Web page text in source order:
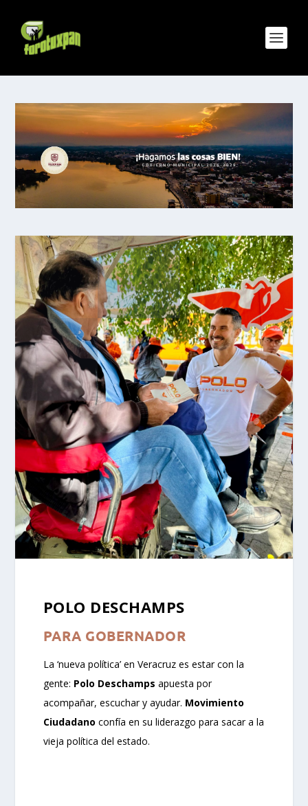
POLO DESCHAMPS
PARA GOBERNADOR
La ‘nueva política’ en Veracruz es estar con la
gente: Polo Deschamps apuesta por
acompañar, escuchar y ayudar. Movimiento
Ciudadano confía en su liderazgo para sacar a la
vieja política del estado.